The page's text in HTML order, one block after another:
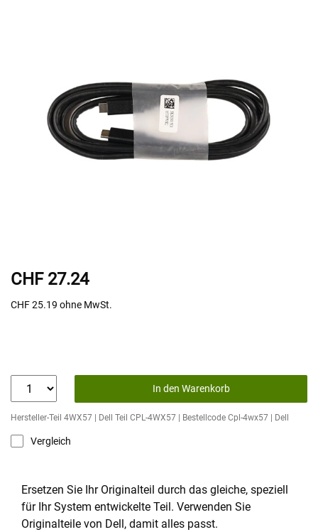
CHF 27.24
CHF 25.19 ohne MwSt.
In den Warenkorb
Hersteller-Teil 4WX57 | Dell Teil CPL-4WX57 | Bestellcode Cpl-4wx57 | Dell
Vergleich
Ersetzen Sie Ihr Originalteil durch das gleiche, speziell
für Ihr System entwickelte Teil. Verwenden Sie
Originalteile von Dell, damit alles passt.